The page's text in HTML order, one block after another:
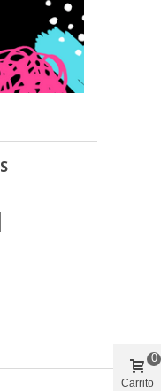
Carrito
0